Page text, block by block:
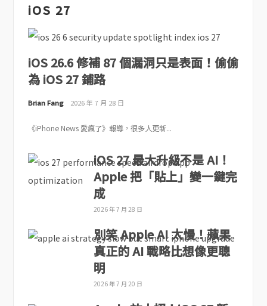
iOS 27
iOS 26.6 修補 87 個漏洞只是表面！偷偷
為 iOS 27 鋪路
Brian Fang 2026 年 7 月 28 日
《iPhone News 愛瘋了》報導，很多人更新...
iOS 27 最大升級不是 AI！
Apple 把「貼上」變一鍵完
成
2026 年 7 月 28 日
別笑 Apple AI 太慢！蘋果
真正的 AI 戰略比想像更聰
明
2026 年 7 月 20 日